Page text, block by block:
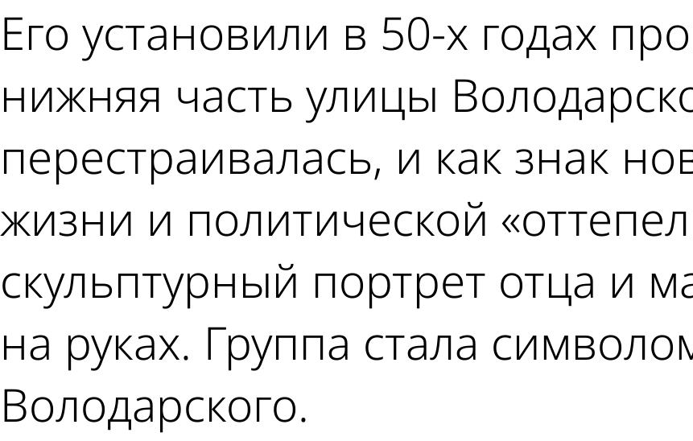
Его установили в 50-х годах
нижняя часть улицы
перестраивалась, и как знак
жизни и политической
скульптурный портрет отца и
на руках. Группа стала
Володарского.